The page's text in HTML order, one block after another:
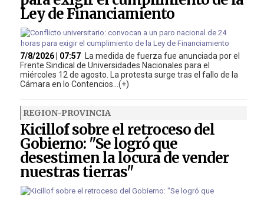
Ley de Financiamiento
7/8/2026 | 07:57
La medida de fuerza fue anunciada por el
Frente Sindical de Universidades Nacionales para el
miércoles 12 de agosto. La protesta surge tras el fallo de la
Cámara en lo Contencios...(+)
REGION-PROVINCIA
Kicillof sobre el retroceso del
Gobierno: "Se logró que
desestimen la locura de vender
nuestras tierras"